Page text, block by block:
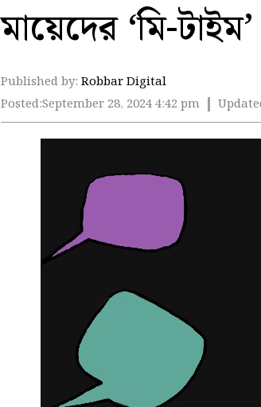
মায়েদের ‘মি-
Published by: Robbar Digital
Posted:September 28, 2024 4:42 pm